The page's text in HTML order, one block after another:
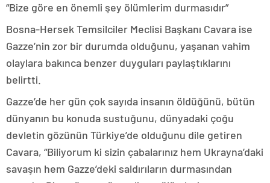
“Bize göre en önemli şey ölümlerim durmasıdır”
Bosna-Hersek Temsilciler Meclisi Başkanı Cavara ise
Gazze’nin zor bir durumda olduğunu, yaşanan vahim
olaylara bakınca benzer duyguları paylaştıklarını
belirtti.
Gazze’de her gün çok sayıda insanın öldüğünü, bütün
dünyanın bu konuda sustuğunu, dünyadaki çoğu
devletin gözünün Türkiye’de olduğunu dile getiren
Cavara, “Biliyorum ki sizin çabalarınız hem Ukrayna’daki
savaşın hem Gazze’deki saldırıların durmasından